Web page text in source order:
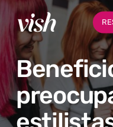
contenido
principal